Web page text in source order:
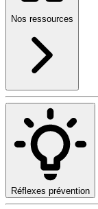
Nos ressources
Réflexes prévention